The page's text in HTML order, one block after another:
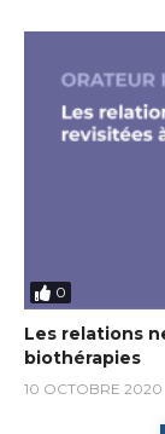
0
Les relations
biothérapies
10 OCTOBRE 2020